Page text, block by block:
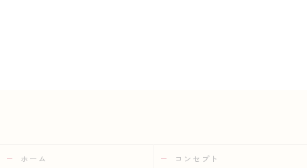
ホーム コンセプト